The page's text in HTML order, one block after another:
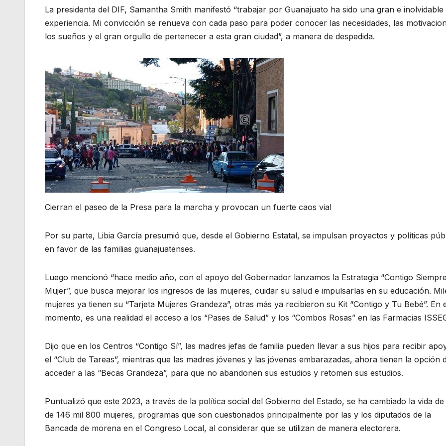
La presidenta del DIF, Samantha Smith manifestó “trabajar por Guanajuato ha sido una gran e inolvidable
experiencia. Mi convicción se renueva con cada paso para poder conocer las necesidades, las
los sueños y el gran orgullo de pertenecer a esta gran ciudad”, a manera de despedida.
Cierran el paseo de la Presa para la marcha y provocan un fuerte caos vial
Por su parte, Libia García presumió que, desde el Gobierno Estatal, se impulsan proyectos y políticas
en favor de las familias guanajuatenses.
Luego mencionó “hace medio año, con el apoyo del Gobernador lanzamos la Estrategia “Contigo
Mujer”, que busca mejorar los ingresos de las mujeres, cuidar su salud e impulsarlas en su educación.
mujeres ya tienen su “Tarjeta Mujeres Grandeza”, otras más ya recibieron su Kit “Contigo y Tu Bebé”. En
momento, es una realidad el acceso a los “Pases de Salud” y los “Combos Rosas” en las Farmacias
Dijo que en los Centros “Contigo Sí”, las madres jefas de familia pueden llevar a sus hijos para recibir
el “Club de Tareas”, mientras que las madres jóvenes y las jóvenes embarazadas, ahora tienen la opción
acceder a las “Becas Grandeza”, para que no abandonen sus estudios y retomen sus estudios.
Puntualizó que este 2023, a través de la política social del Gobierno del Estado, se ha cambiado la vida de
de 146 mil 800 mujeres, programas que son cuestionados principalmente por las y los diputados de la
Bancada de morena en el Congreso Local, al considerar que se utilizan de manera electorera.